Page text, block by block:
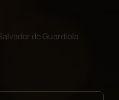
de Guardiola